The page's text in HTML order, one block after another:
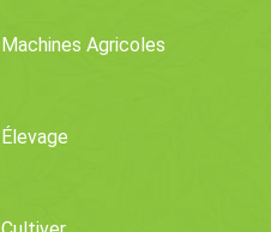
Machines Agricoles
Élevage